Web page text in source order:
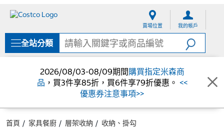
單
賣場位置 我的帳戶
全站分類
2026/08/03-08/09期間購買指定米森商
品 ，買3件享85折，買6件享79折優惠。 <<
優惠券注意事項>>
首頁 家具餐廚 層架收納 收納、掛勾